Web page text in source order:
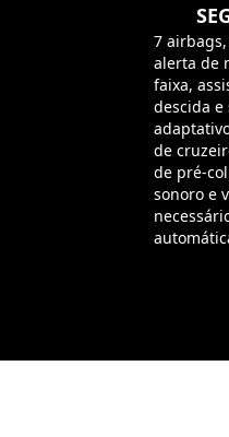
7
alerta de
faixa,
descida
de
de pré-
sonoro e